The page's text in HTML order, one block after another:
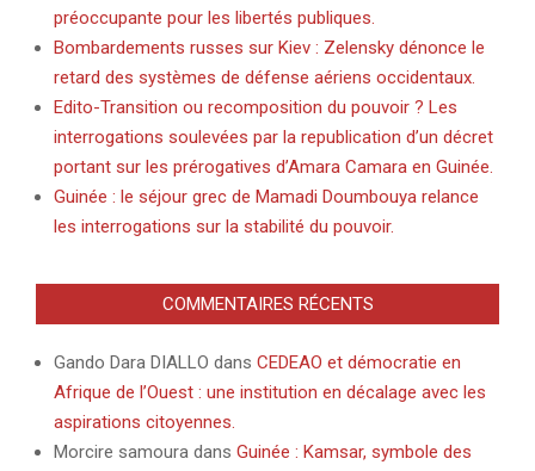
préoccupante pour les libertés publiques.
Bombardements russes sur Kiev : Zelensky dénonce le
retard des systèmes de défense aériens occidentaux.
Edito-Transition ou recomposition du pouvoir ? Les
interrogations soulevées par la republication d’un décret
portant sur les prérogatives d’Amara Camara en Guinée.
Guinée : le séjour grec de Mamadi Doumbouya relance
les interrogations sur la stabilité du pouvoir.
COMMENTAIRES RÉCENTS
Gando Dara DIALLO dans CEDEAO et démocratie en
Afrique de l’Ouest : une institution en décalage avec les
aspirations citoyennes.
Morcire samoura dans Guinée : Kamsar, symbole des